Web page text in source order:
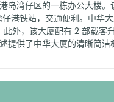
岛湾仔区的一栋办公大楼
港铁站，交通便利。中华
外，该大厦配有 2 部载客
提供了中华大厦的清晰简